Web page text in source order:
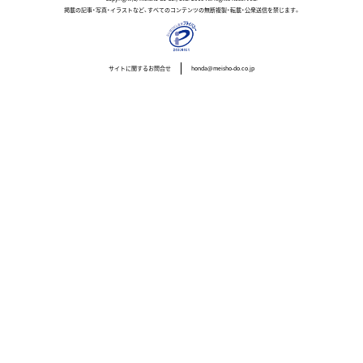
掲載の記事・写真・イラストなど、すべてのコンテンツの無断複製・転載・公衆送信を禁じます。
サイトに関するお問合せ honda@meisho-do.co.jp